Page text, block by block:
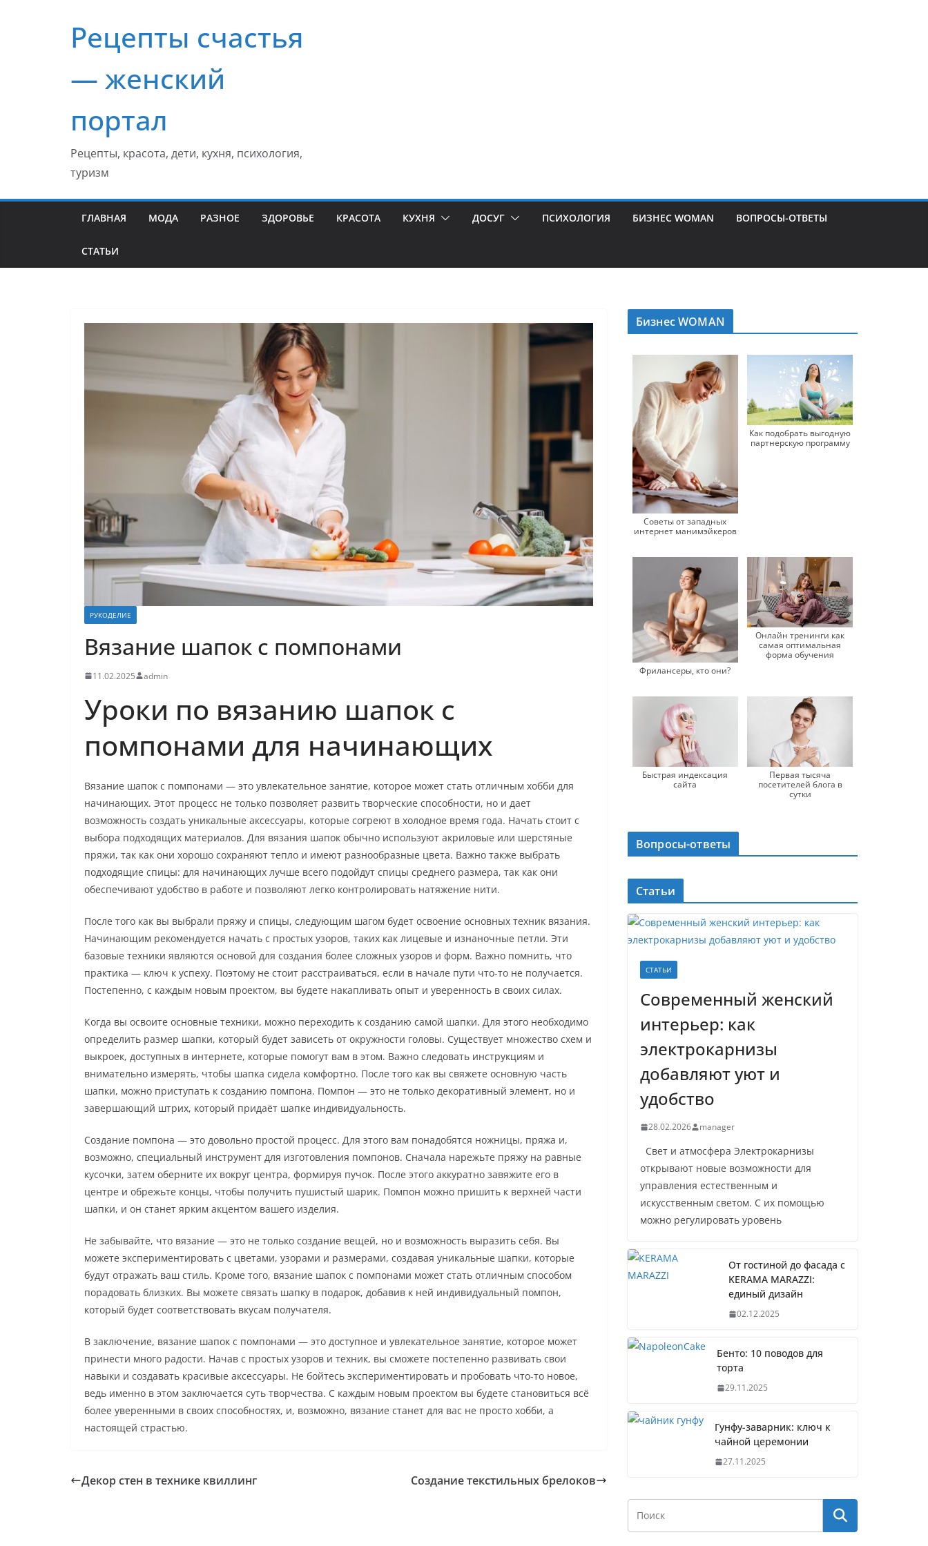
содержимомуРецепты счастья
— женский
портал
Рецепты, красота, дети, кухня, психология,
туризм
ГЛАВНАЯ МОДА РАЗНОЕ ЗДОРОВЬЕ КРАСОТА КУХНЯ ДОСУГ ПСИХОЛОГИЯ БИЗНЕС WOMAN ВОПРОСЫ-ОТВЕТЫ
СТАТЬИ
РУКОДЕЛИЕ
Вязание шапок с помпонами
11.02.2025 admin
Уроки по вязанию шапок с
помпонами для начинающих
Вязание шапок с помпонами — это увлекательное занятие, которое может стать отличным хобби для
начинающих. Этот процесс не только позволяет развить творческие способности, но и дает
возможность создать уникальные аксессуары, которые согреют в холодное время года. Начать стоит с
выбора подходящих материалов. Для вязания шапок обычно используют акриловые или шерстяные
пряжи, так как они хорошо сохраняют тепло и имеют разнообразные цвета. Важно также выбрать
подходящие спицы: для начинающих лучше всего подойдут спицы среднего размера, так как они
обеспечивают удобство в работе и позволяют легко контролировать натяжение нити.
После того как вы выбрали пряжу и спицы, следующим шагом будет освоение основных техник вязания.
Начинающим рекомендуется начать с простых узоров, таких как лицевые и изнаночные петли. Эти
базовые техники являются основой для создания более сложных узоров и форм. Важно помнить, что
практика — ключ к успеху. Поэтому не стоит расстраиваться, если в начале пути что-то не получается.
Постепенно, с каждым новым проектом, вы будете накапливать опыт и уверенность в своих силах.
Когда вы освоите основные техники, можно переходить к созданию самой шапки. Для этого необходимо
определить размер шапки, который будет зависеть от окружности головы. Существует множество схем и
выкроек, доступных в интернете, которые помогут вам в этом. Важно следовать инструкциям и
внимательно измерять, чтобы шапка сидела комфортно. После того как вы свяжете основную часть
шапки, можно приступать к созданию помпона. Помпон — это не только декоративный элемент, но и
завершающий штрих, который придаёт шапке индивидуальность.
Создание помпона — это довольно простой процесс. Для этого вам понадобятся ножницы, пряжа и,
возможно, специальный инструмент для изготовления помпонов. Сначала нарежьте пряжу на равные
кусочки, затем оберните их вокруг центра, формируя пучок. После этого аккуратно завяжите его в
центре и обрежьте концы, чтобы получить пушистый шарик. Помпон можно пришить к верхней части
шапки, и он станет ярким акцентом вашего изделия.
Не забывайте, что вязание — это не только создание вещей, но и возможность выразить себя. Вы
можете экспериментировать с цветами, узорами и размерами, создавая уникальные шапки, которые
будут отражать ваш стиль. Кроме того, вязание шапок с помпонами может стать отличным способом
порадовать близких. Вы можете связать шапку в подарок, добавив к ней индивидуальный помпон,
который будет соответствовать вкусам получателя.
В заключение, вязание шапок с помпонами — это доступное и увлекательное занятие, которое может
принести много радости. Начав с простых узоров и техник, вы сможете постепенно развивать свои
навыки и создавать красивые аксессуары. Не бойтесь экспериментировать и пробовать что-то новое,
ведь именно в этом заключается суть творчества. С каждым новым проектом вы будете становиться всё
более уверенными в своих способностях, и, возможно, вязание станет для вас не просто хобби, а
настоящей страстью.
Декор стен в технике квиллинг Создание текстильных брелоков
Бизнес WOMAN
Советы от западных
интернет манимэйкеров
Как подобрать выгодную
партнерскую программу
Фрилансеры, кто они?
Онлайн тренинги как
самая оптимальная
форма обучения
Быстрая индексация
сайта
Первая тысяча
посетителей блога в
сутки
Вопросы-ответы
Статьи
СТАТЬИ
Современный женский
интерьер: как
электрокарнизы
добавляют уют и
удобство
28.02.2026 manager
Свет и атмосфера Электрокарнизы
открывают новые возможности для
управления естественным и
искусственным светом. С их помощью
можно регулировать уровень
От гостиной до фасада с
KERAMA MARAZZI:
единый дизайн
02.12.2025
Бенто: 10 поводов для
торта
29.11.2025
Гунфу-заварник: ключ к
чайной церемонии
27.11.2025